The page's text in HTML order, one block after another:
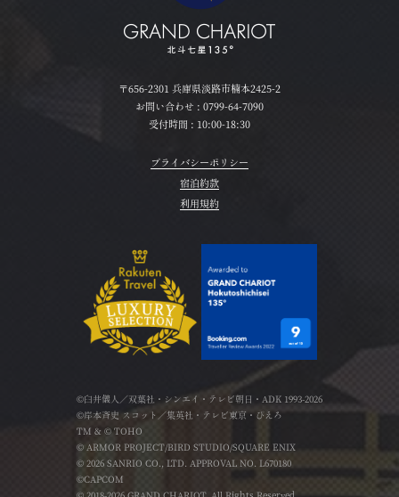
〒656-2301 兵庫県淡路市楠本2425-2
お問い合わせ : 0799-64-7090
受付時間 : 10:00-18:30
プライバシーポリシー
宿泊約款
利用規約
©臼井儀人／双葉社・シンエイ・テレビ朝日・ADK 1993-2026
©岸本斉史 スコット／集英社・テレビ東京・ぴえろ
TM & © TOHO
© ARMOR PROJECT/BIRD STUDIO/SQUARE ENIX
© 2026 SANRIO CO., LTD. APPROVAL NO. L670180
©CAPCOM